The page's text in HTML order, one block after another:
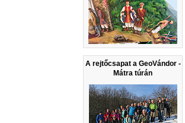
A rejtőcsapat a GeoVándor -
Mátra túrán